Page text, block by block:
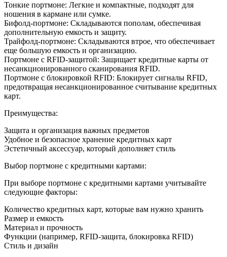
Тонкие портмоне: Легкие и компактные, подходят для
ношения в кармане или сумке.
Бифолд-портмоне: Складываются пополам, обеспечивая
дополнительную емкость и защиту.
Трайфолд-портмоне: Складываются втрое, что обеспечивает
еще большую емкость и организацию.
Портмоне с RFID-защитой: Защищает кредитные карты от
несанкционированного сканирования RFID.
Портмоне с блокировкой RFID: Блокирует сигналы RFID,
предотвращая несанкционированное считывание кредитных
карт.
Преимущества:
Защита и организация важных предметов
Удобное и безопасное хранение кредитных карт
Эстетичный аксессуар, который дополняет стиль
Выбор портмоне с кредитными картами:
При выборе портмоне с кредитными картами учитывайте
следующие факторы:
Количество кредитных карт, которые вам нужно хранить
Размер и емкость
Материал и прочность
Функции (например, RFID-защита, блокировка RFID)
Стиль и дизайн